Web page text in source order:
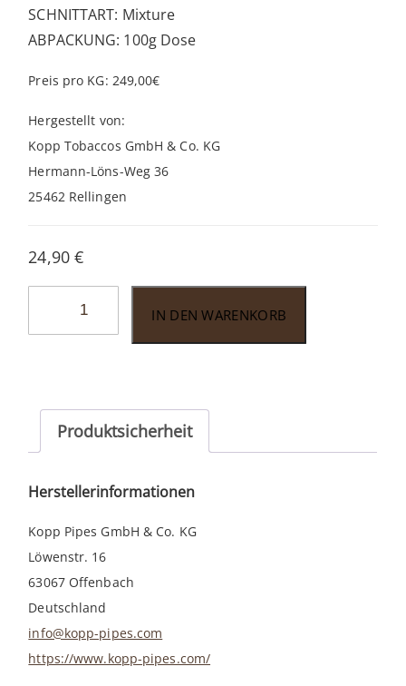
SCHNITTART: Mixture
ABPACKUNG: 100g Dose
Preis pro KG: 249,00€
Hergestellt von:
Kopp Tobaccos GmbH & Co. KG
Hermann-Löns-Weg 36
25462 Rellingen
24,90 €
IN DEN WARENKORB
Produktsicherheit
Herstellerinformationen
Kopp Pipes GmbH & Co. KG
Löwenstr. 16
63067 Offenbach
Deutschland
info@kopp-pipes.com
https://www.kopp-pipes.com/